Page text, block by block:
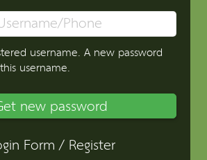
username. A new password
username.
new password
Form/Register